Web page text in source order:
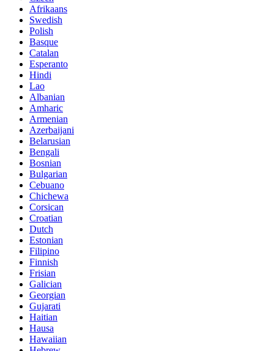
Afrikaans
Swedish
Polish
Basque
Catalan
Esperanto
Hindi
Lao
Albanian
Amharic
Armenian
Azerbaijani
Belarusian
Bengali
Bosnian
Bulgarian
Cebuano
Chichewa
Corsican
Croatian
Dutch
Estonian
Filipino
Finnish
Frisian
Galician
Georgian
Gujarati
Haitian
Hausa
Hawaiian